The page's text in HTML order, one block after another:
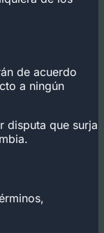
de acuerdo
a ningún
disputa que surja